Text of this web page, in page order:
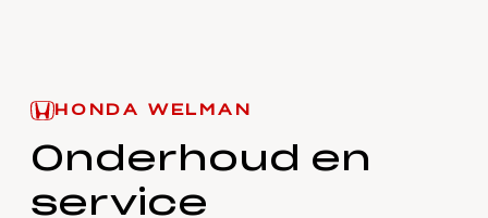
HONDA WELMAN
Onderhoud en
service